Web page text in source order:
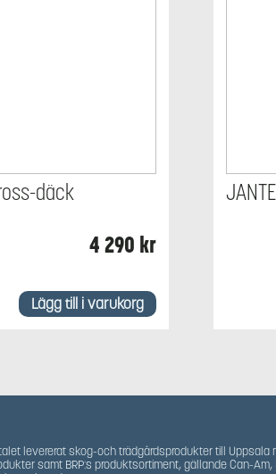
däck
4 290 kr
Lägg till i varukorg
levererat skog-och trädgårdsprodukter till Uppsala
samt BRP:s produktsortiment, gällande Can-Am,